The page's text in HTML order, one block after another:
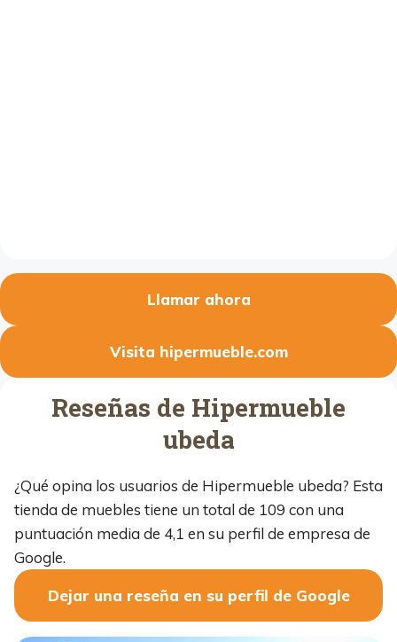
Llamar ahora
Visita hipermueble.com
Reseñas de Hipermueble
ubeda
¿Qué opina los usuarios de Hipermueble ubeda? Esta
tienda de muebles tiene un total de 109 con una
puntuación media de 4,1 en su perfil de empresa de
Google.
Dejar una reseña en su perfil de Google